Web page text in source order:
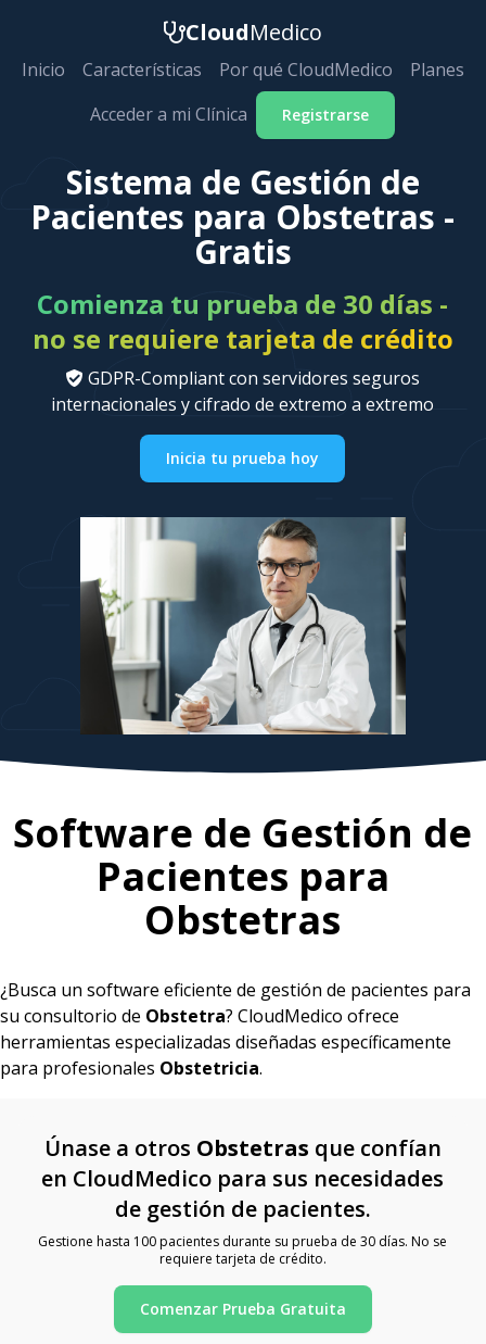
CloudMedico
Inicio Características Por qué CloudMedico
Planes
Acceder a mi Clínica
Registrarse
Sistema de Gestión de
Pacientes para Obstetras -
Gratis
Comienza tu prueba de 30 días -
no se requiere tarjeta de crédito
GDPR-Compliant con servidores seguros
internacionales y cifrado de extremo a extremo
Inicia tu prueba hoy
Software de Gestión de
Pacientes para
Obstetras
¿Busca un software eficiente de gestión de pacientes para
su consultorio de Obstetra? CloudMedico ofrece
herramientas especializadas diseñadas específicamente
para profesionales Obstetricia.
Únase a otros Obstetras que confían
en CloudMedico para sus necesidades
de gestión de pacientes.
Gestione hasta 100 pacientes durante su prueba de 30 días. No se
requiere tarjeta de crédito.
Comenzar Prueba Gratuita